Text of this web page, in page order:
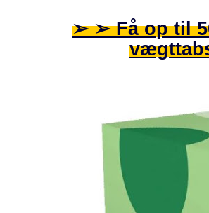
➢ ➢ Få op til